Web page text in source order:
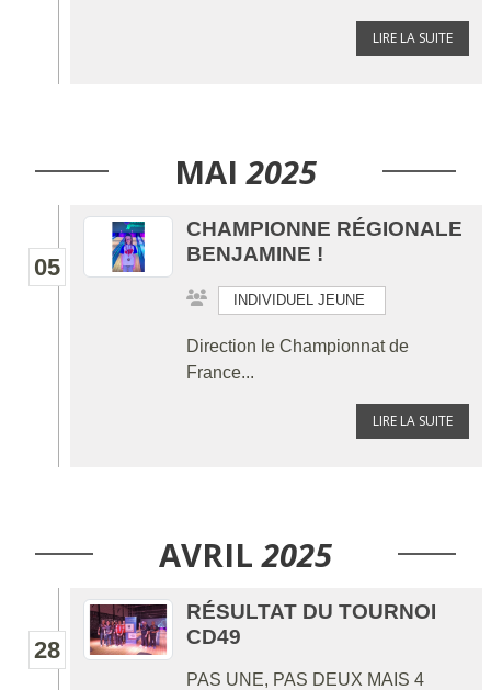
LIRE LA SUITE
MAI 2025
05
CHAMPIONNE RÉGIONALE
BENJAMINE !
INDIVIDUEL JEUNE
Direction le Championnat de
France...
LIRE LA SUITE
AVRIL 2025
28
RÉSULTAT DU TOURNOI
CD49
PAS UNE, PAS DEUX MAIS 4